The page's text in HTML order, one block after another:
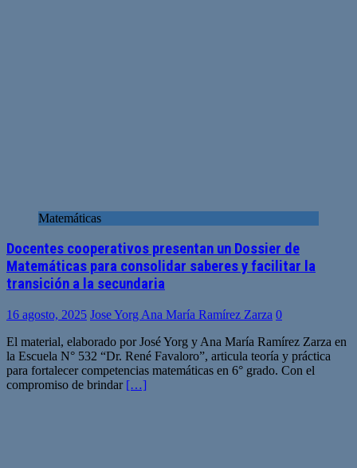
Matemáticas
Docentes cooperativos presentan un Dossier de
Matemáticas para consolidar saberes y facilitar la
transición a la secundaria
16 agosto, 2025 Jose Yorg Ana María Ramírez Zarza 0
El material, elaborado por José Yorg y Ana María Ramírez Zarza en
la Escuela N° 532 “Dr. René Favaloro”, articula teoría y práctica
para fortalecer competencias matemáticas en 6° grado. Con el
compromiso de brindar […]